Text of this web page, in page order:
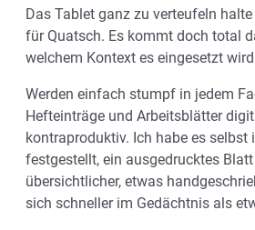
Das Tablet ganz zu verteufeln
für Quatsch. Es kommt doch total
welchem Kontext es eingesetzt
Werden einfach stumpf in jedem
Hefteinträge und Arbeitsblätter
kontraproduktiv. Ich habe es selbst
festgestellt, ein ausgedrucktes
übersichtlicher, etwas
sich schneller im Gedächtnis als